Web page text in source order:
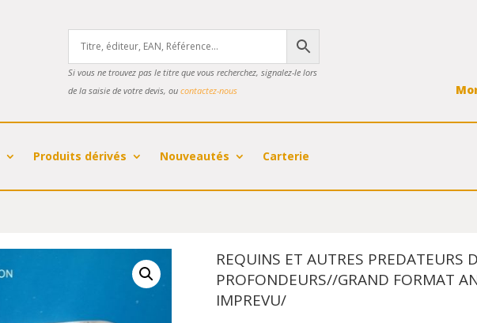
Si vous ne trouvez pas le titre que vous recherchez, signalez-le lors
de la saisie de votre devis, ou contactez-nous
Produits dérivés Nouveautés Carterie
REQUINS ET AUTRES PREDATEURS
PROFONDEURS//GRAND FORMAT
IMPREVU/